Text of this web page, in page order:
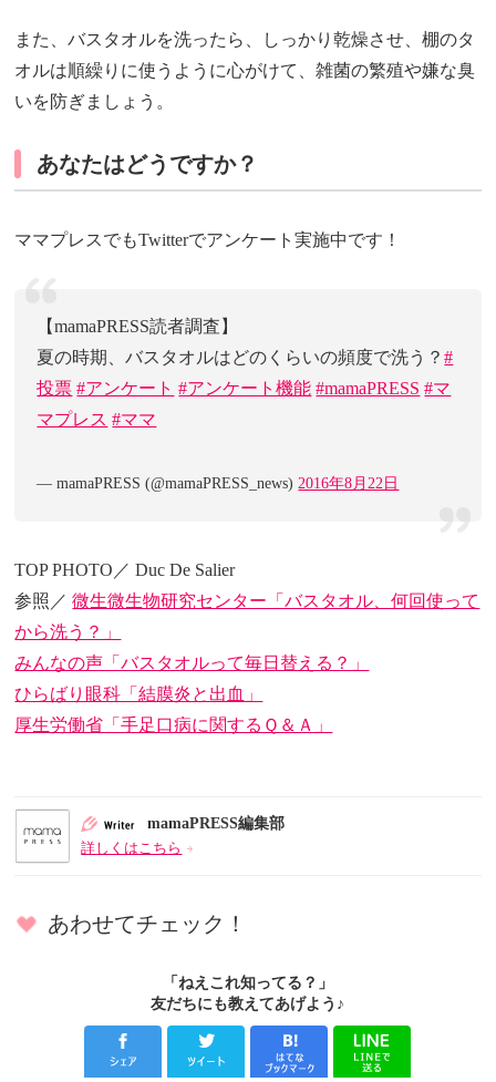
また、バスタオルを洗ったら、しっかり乾燥させ、棚のタ
オルは順繰りに使うように心がけて、雑菌の繁殖や嫌な臭
いを防ぎましょう。
あなたはどうですか？
ママプレスでもTwitterでアンケート実施中です！
【mamaPRESS読者調査】
夏の時期、バスタオルはどのくらいの頻度で洗う？#
投票 #アンケート #アンケート機能 #mamaPRESS #マ
マプレス #ママ
— mamaPRESS (@mamaPRESS_news) 2016年8月22日
TOP PHOTO／ Duc De Salier
参照／微生微生物研究センター「バスタオル、何回使って
から洗う？」
みんなの声「バスタオルって毎日替える？」
ひらばり眼科「結膜炎と出血」
厚生労働省「手足口病に関するＱ＆Ａ」
mamaPRESS編集部
詳しくはこちら
あわせてチェック！
「ねえこれ知ってる？」
友だちにも教えてあげよう♪